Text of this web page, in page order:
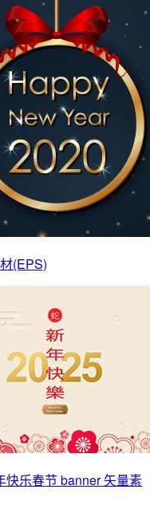
(EPS)
乐春节 banner 矢量素